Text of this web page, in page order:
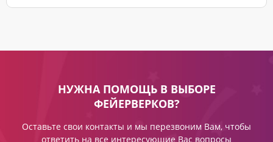
НУЖНА ПОМОЩЬ В ВЫБОРЕ
ФЕЙЕРВЕРКОВ?
Оставьте свои контакты и мы перезвоним Вам, чтобы
ответить на все интересующие Вас вопросы